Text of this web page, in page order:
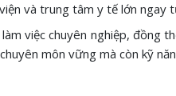
và trung tâm y tế lớn ngay
việc chuyên nghiệp, đồng
môn vững mà còn kỹ